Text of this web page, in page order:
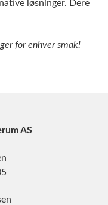
løsninger. Dere
for enhver smak!
AS